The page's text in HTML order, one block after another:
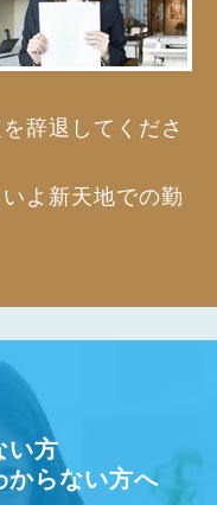
辞退してくださ
よ新天地での勤
い方
からない方へ